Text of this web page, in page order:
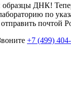
ДНК!
по
отправить почтой
+7 (499)